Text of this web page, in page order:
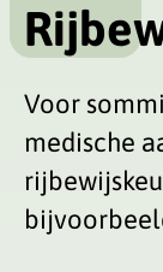
Voor
medische